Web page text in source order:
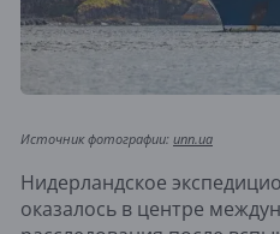
Источник фотографии: unn.ua
Нидерландское
оказалось в центре